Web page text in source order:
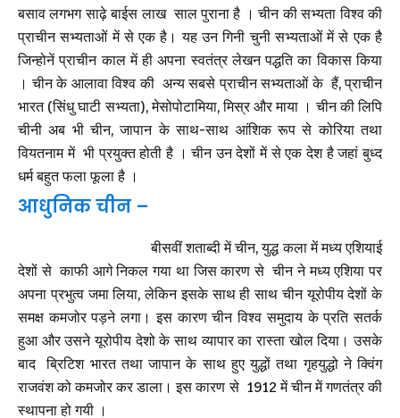
बसाव लगभग साढ़े बाईस लाख साल पुराना है । चीन की सभ्यता विश्व की
प्राचीन सभ्यताओं में से एक है। यह उन गिनी चुनी सभ्यताओं में से एक है
जिन्होनें प्राचीन काल में ही अपना स्वतंत्र लेखन पद्धति का विकास किया
। चीन के आलावा विश्व की अन्य सबसे प्राचीन सभ्यताओं के हैं, प्राचीन
भारत (सिंधु घाटी सभ्यता), मेसोपोटामिया, मिस्र और माया । चीन की लिपि
चीनी अब भी चीन, जापान के साथ-साथ आंशिक रूप से कोरिया तथा
वियतनाम में भी प्रयुक्त होती है । चीन उन देशों में से एक देश है जहां बुध्द
धर्म बहुत फला फूला है ।
आधुनिक चीन –
बीसवीं शताब्दी में चीन, युद्ध कला में मध्य एशियाई
देशों से काफी आगे निकल गया था जिस कारण से चीन ने मध्य एशिया पर
अपना प्रभुत्व जमा लिया, लेकिन इसके साथ ही साथ चीन यूरोपीय देशों के
समक्ष कमजोर पड़ने लगा। इस कारण चीन विश्व समुदाय के प्रति सतर्क
हुआ और उसने यूरोपीय देशो के साथ व्यापार का रास्ता खोल दिया। उसके
बाद ब्रिटिश भारत तथा जापान के साथ हुए युद्धों तथा गृहयुद्धो ने क्विंग
राजवंश को कमजोर कर डाला। इस कारण से 1912 में चीन में गणतंत्र की
स्थापना हो गयी ।